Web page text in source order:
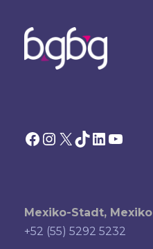
Facebook Instagram X TikTok LinkedIn YouTube
Mexiko-Stadt, Mexiko
+52 (55) 5292 5232